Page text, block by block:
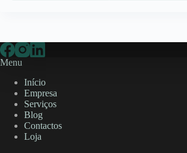
Menu
Início
Empresa
Serviços
Blog
Contactos
Loja